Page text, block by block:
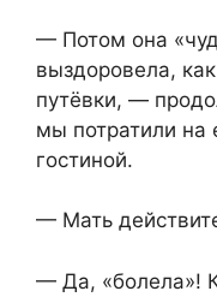
— Потом она
выздоровела,
путёвки, —
мы потратили на
гостиной.
— Мать
— Да, «болела»!